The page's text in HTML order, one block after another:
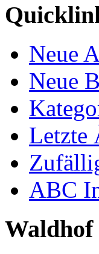
Neue
Neue
Letzte
ABC